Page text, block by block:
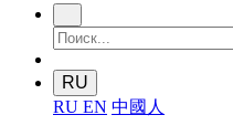
RU
RU EN 中國人